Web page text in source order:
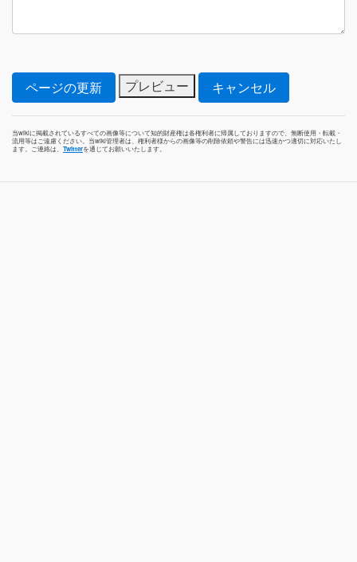
当wikiに掲載されているすべての画像等について知的財産権は各権利者に帰属しておりますので、無断使用・転載・
流用等はご遠慮ください。当wiki管理者は、権利者様からの画像等の削除依頼や警告には迅速かつ適切に対応いたし
ます。ご連絡は、 Twitterを通じてお願いいたします。